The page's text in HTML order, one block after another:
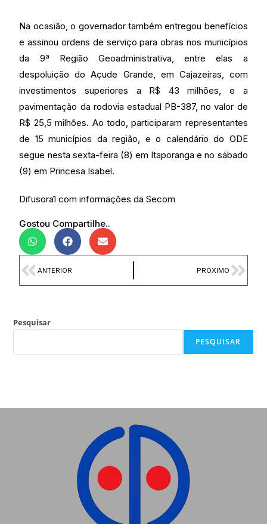
Na ocasião, o governador também entregou benefícios
e assinou ordens de serviço para obras nos municípios
da 9ª Região Geoadministrativa, entre elas a
despoluição do Açude Grande, em Cajazeiras, com
investimentos superiores a R$ 43 milhões, e a
pavimentação da rodovia estadual PB-387, no valor de
R$ 25,5 milhões. Ao todo, participaram representantes
de 15 municípios da região, e o calendário do ODE
segue nesta sexta-feira (8) em Itaporanga e no sábado
(9) em Princesa Isabel.
Difusora1 com informações da Secom
Gostou Compartilhe..
ANTERIOR PRÓXIMO
Pesquisar
PESQUISAR